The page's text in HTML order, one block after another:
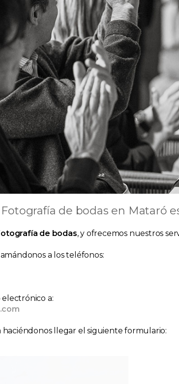
de bodas en Mataró
de bodas, y ofrecemos nuestros
a los teléfonos:
a:
haciéndonos llegar el siguiente formulario: